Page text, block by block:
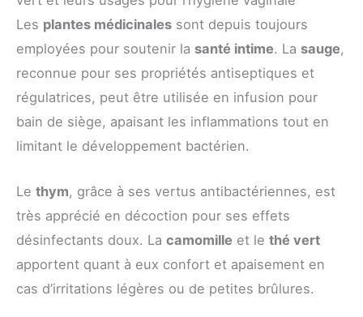
Les plantes médicinales sont depuis toujours
employées pour soutenir la santé intime. La sauge,
reconnue pour ses propriétés antiseptiques et
régulatrices, peut être utilisée en infusion pour
bain de siège, apaisant les inflammations tout en
limitant le développement bactérien.
Le thym, grâce à ses vertus antibactériennes, est
très apprécié en décoction pour ses effets
désinfectants doux. La camomille et le thé vert
apportent quant à eux confort et apaisement en
cas d’irritations légères ou de petites brûlures.